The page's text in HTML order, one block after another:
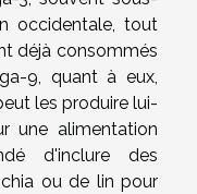
occidentale, tout
déjà consommés
9, quant à eux,
les produire lui-
une alimentation
d'inclure des
ou de lin pour